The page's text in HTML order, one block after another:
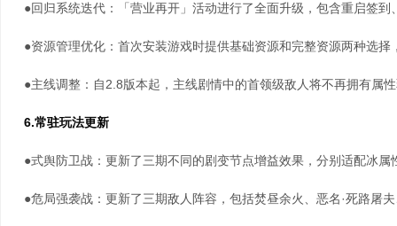
●回归系统迭代：「营业再开」活动进行了全面升级，包含重启签
●资源管理优化：首次安装游戏时提供基础资源和完整资源两种选
●主线调整：自2.8版本起，主线剧情中的首领级敌人将不再拥有属
6.常驻玩法更新
●式舆防卫战：更新了三期不同的剧变节点增益效果，分别适配冰
●危局强袭战：更新了三期敌人阵容，包括焚昼余火、恶名·死路屠